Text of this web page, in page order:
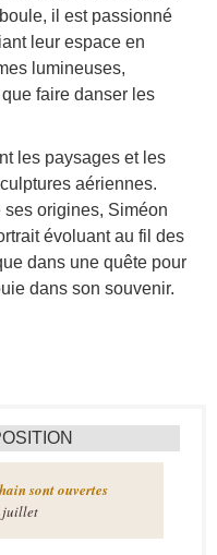
il est passionné
leur espace en
lumineuses,
faire danser les
les paysages et les
aériennes.
origines, Siméon
évoluant au fil des
dans une quête pour
dans son souvenir.
sont ouvertes
juillet